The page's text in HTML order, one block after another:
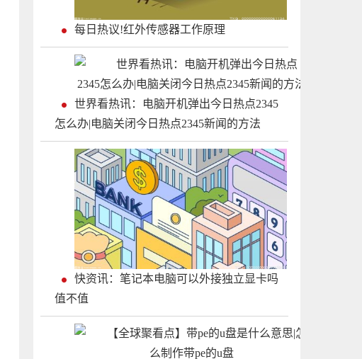
每日热议!红外传感器工作原理
世界看热讯：电脑开机弹出今日热点2345
怎么办|电脑关闭今日热点2345新闻的方法
快资讯：笔记本电脑可以外接独立显卡吗
值不值